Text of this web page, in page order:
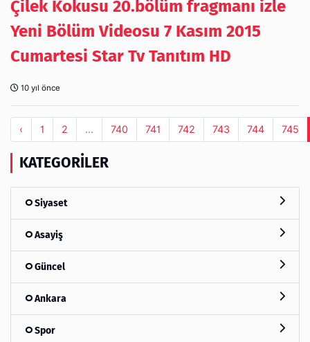
Çilek Kokusu 20.bölüm fragmanı izle
Yeni Bölüm Videosu 7 Kasım 2015
Cumartesi Star Tv Tanıtım HD
10 yıl önce
‹ 1 2 ... 740 741 742 743 744 745
KATEGORILER
Siyaset
Asayiş
Güncel
Ankara
Spor